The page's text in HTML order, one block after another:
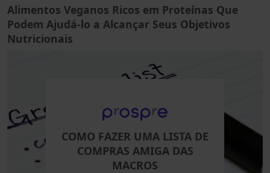
Alimentos Veganos Ricos em Proteínas Que
Podem Ajudá-lo a Alcançar Seus Objetivos
Nutricionais
COMO FAZER UMA LISTA DE
COMPRAS AMIGA DAS
MACROS